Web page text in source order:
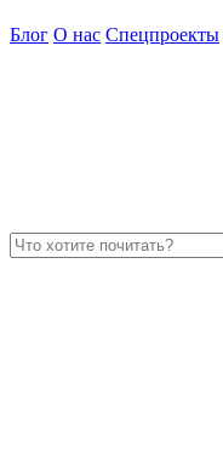
Блог О нас Спецпроекты